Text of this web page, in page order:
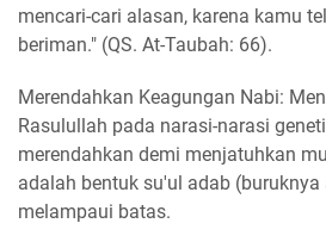
mencari-cari alasan, karena kamu
beriman." (QS. At-Taubah: 66).
Merendahkan Keagungan Nabi:
Rasulullah pada narasi-narasi
merendahkan demi menjatuhkan
adalah bentuk su'ul adab
melampaui batas.